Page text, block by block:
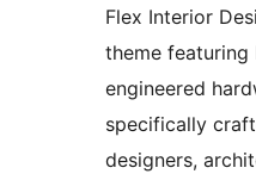
Flex Interior
theme featuring
engineered
specifically
designers,